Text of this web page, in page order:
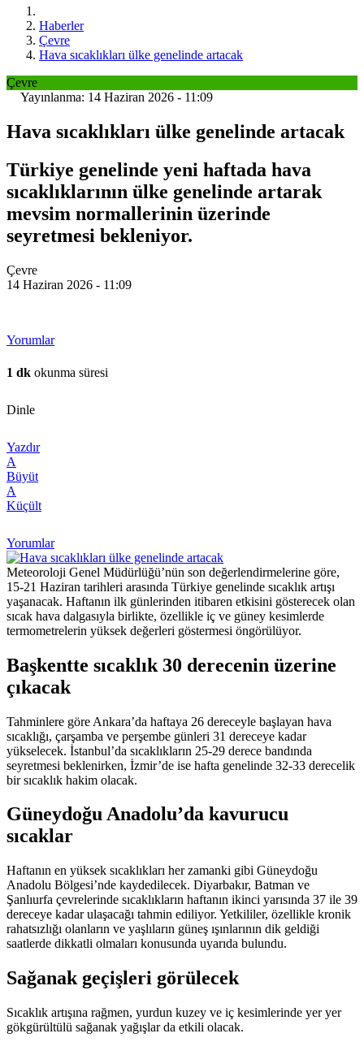
Haberler
Çevre
Hava sıcaklıkları ülke genelinde artacak
Çevre
Yayınlanma: 14 Haziran 2026 - 11:09
Hava sıcaklıkları ülke genelinde artacak
Türkiye genelinde yeni haftada hava
sıcaklıklarının ülke genelinde artarak
mevsim normallerinin üzerinde
seyretmesi bekleniyor.
Çevre
14 Haziran 2026 - 11:09
Yorumlar
1 dk okunma süresi
Dinle
Yazdır
A
Büyüt
A
Küçült
Yorumlar
Meteoroloji Genel Müdürlüğü’nün son değerlendirmelerine göre,
15-21 Haziran tarihleri arasında Türkiye genelinde sıcaklık artışı
yaşanacak. Haftanın ilk günlerinden itibaren etkisini gösterecek olan
sıcak hava dalgasıyla birlikte, özellikle iç ve güney kesimlerde
termometrelerin yüksek değerleri göstermesi öngörülüyor.
Başkentte sıcaklık 30 derecenin üzerine
çıkacak
Tahminlere göre Ankara’da haftaya 26 dereceyle başlayan hava
sıcaklığı, çarşamba ve perşembe günleri 31 dereceye kadar
yükselecek. İstanbul’da sıcaklıkların 25-29 derece bandında
seyretmesi beklenirken, İzmir’de ise hafta genelinde 32-33 derecelik
bir sıcaklık hakim olacak.
Güneydoğu Anadolu’da kavurucu
sıcaklar
Haftanın en yüksek sıcaklıkları her zamanki gibi Güneydoğu
Anadolu Bölgesi’nde kaydedilecek. Diyarbakır, Batman ve
Şanlıurfa çevrelerinde sıcaklıkların haftanın ikinci yarısında 37 ile 39
dereceye kadar ulaşacağı tahmin ediliyor. Yetkililer, özellikle kronik
rahatsızlığı olanların ve yaşlıların güneş ışınlarının dik geldiği
saatlerde dikkatli olmaları konusunda uyarıda bulundu.
Sağanak geçişleri görülecek
Sıcaklık artışına rağmen, yurdun kuzey ve iç kesimlerinde yer yer
gökgürültülü sağanak yağışlar da etkili olacak.